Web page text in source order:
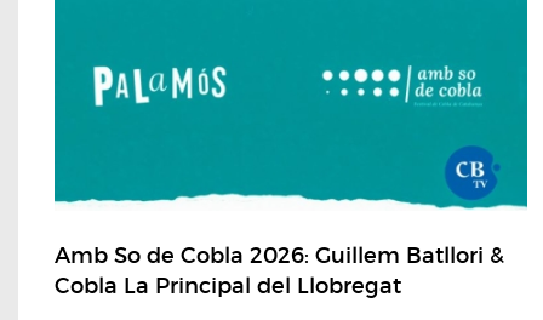
Amb So de Cobla 2026: Guillem Batllori &
Cobla La Principal del Llobregat